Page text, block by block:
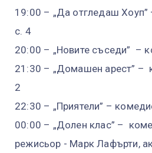
19:00 – „Да отгледаш Хоуп”
с. 4
20:00 – „Новите съседи” –
21:30 – „Домашен арест” –
2
22:30 – „Приятели” –
00:00 – „Долен клас” –
режисьор - Марк Лафърти,